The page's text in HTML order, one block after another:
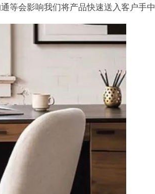
会影响我们将产品快速送入客户手中